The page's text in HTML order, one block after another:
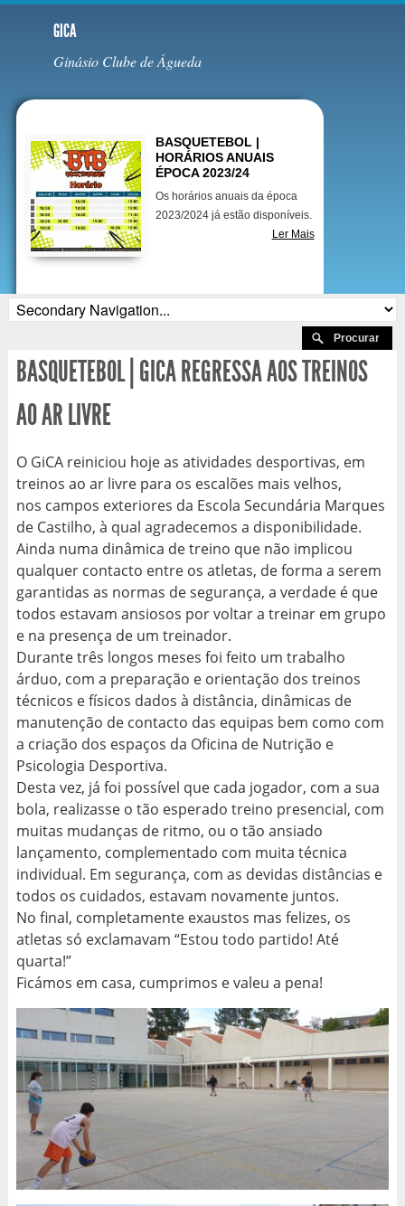
GICA
Ginásio Clube de Águeda
BASQUETEBOL |
HORÁRIOS ANUAIS
ÉPOCA 2023/24
Os horários anuais da época
2023/2024 já estão disponíveis.
Ler Mais
BASQUETEBOL | GICA REGRESSA AOS TREINOS
AO AR LIVRE
O GiCA reiniciou hoje as atividades desportivas, em
treinos ao ar livre para os escalões mais velhos,
nos campos exteriores da Escola Secundária Marques
de Castilho, à qual agradecemos a disponibilidade.
Ainda numa dinâmica de treino que não implicou
qualquer contacto entre os atletas, de forma a serem
garantidas as normas de segurança, a verdade é que
todos estavam ansiosos por voltar a treinar em grupo
e na presença de um treinador.
Durante três longos meses foi feito um trabalho
árduo, com a preparação e orientação dos treinos
técnicos e físicos dados à distância, dinâmicas de
manutenção de contacto das equipas bem como com
a criação dos espaços da Oficina de Nutrição e
Psicologia Desportiva.
Desta vez, já foi possível que cada jogador, com a sua
bola, realizasse o tão esperado treino presencial, com
muitas mudanças de ritmo, ou o tão ansiado
lançamento, complementado com muita técnica
individual. Em segurança, com as devidas distâncias e
todos os cuidados, estavam novamente juntos.
No final, completamente exaustos mas felizes, os
atletas só exclamavam “Estou todo partido! Até
quarta!”
Ficámos em casa, cumprimos e valeu a pena!